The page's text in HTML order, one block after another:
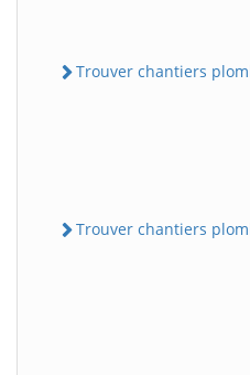
Trouver chantiers
Trouver chantiers